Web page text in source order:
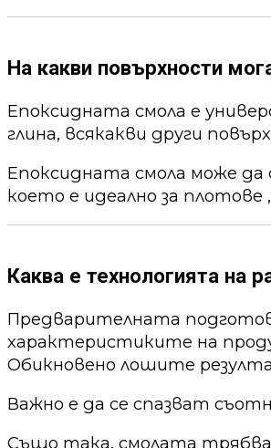
На какви повърхности
Епоксидната смола е
глина, всякакви други
Епоксидната смола може да
което е идеално за
Каква е технологията на
Предварителната
характеристиките на
Обикновено лошите
Важно е да се спазват
Също така, смолата трябва